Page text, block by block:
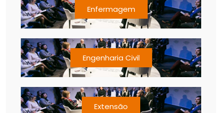
Enfermagem
Engenharia Civil
Extensão